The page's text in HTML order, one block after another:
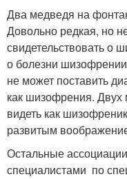
Два медведя на
Довольно редкая, но
свидетельствовать о
о болезни
не может поставить
как шизофрения.
видеть как
развитым
Остальные
специалистами по